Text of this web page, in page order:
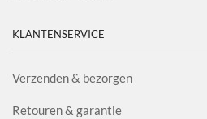
KLANTENSERVICE
Verzenden & bezorgen
Retouren & garantie